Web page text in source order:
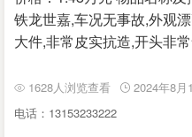
铁龙世嘉,车况无事故,外观
大件,非常皮实抗造,开头非
1628人浏览查看 2024年8月
电话：13153233222